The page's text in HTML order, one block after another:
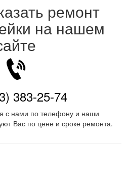
ремонт
на нашем
383-25-74
с нами по телефону и наши
Вас по цене и сроке ремонта.